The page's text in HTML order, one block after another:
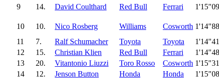
9 14. David Coulthard Red Bull Ferrari
10 10. Nico Rosberg Williams Cosworth
11
7. Ralf Schumacher Toyota Toyota
12
15. Christian Klien Red Bull Ferrari
13
20. Vitantonio Liuzzi Toro Rosso Cosworth
14
12. Jenson Button Honda Honda